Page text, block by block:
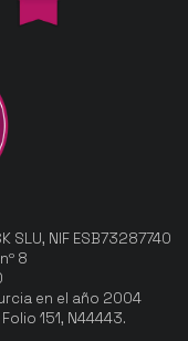
NIF ESB73287740
8
en el año 2004
151, N44443.